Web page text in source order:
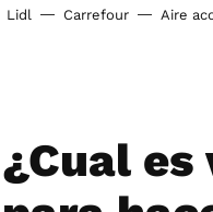
Lidl Carrefour Aire
¿Cual